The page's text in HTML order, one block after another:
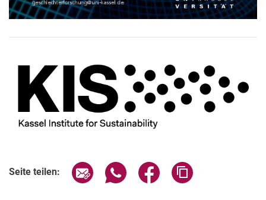
Seite teilen: Seite über E-Mail teilen
Seite über WhatsApp teilen
Seite über Facebook